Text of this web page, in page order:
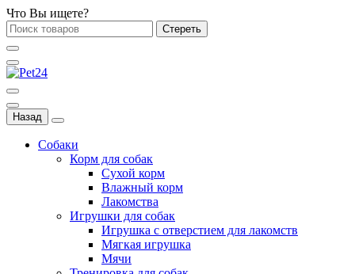
Что Вы ищете?
Стереть
Назад
Собаки
Корм для собак
Сухой корм
Влажный корм
Лакомства
Игрушки для собак
Игрушка с отверстием для лакомств
Мягкая игрушка
Мячи